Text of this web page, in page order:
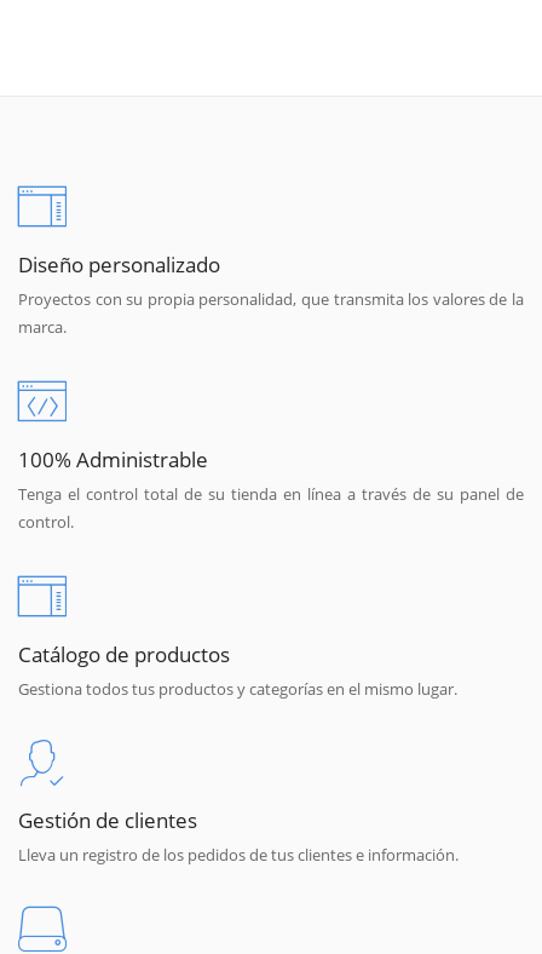
Diseño personalizado
Proyectos con su propia personalidad, que transmita los valores de la
marca.
100% Administrable
Tenga el control total de su tienda en línea a través de su panel de
control.
Catálogo de productos
Gestiona todos tus productos y categorías en el mismo lugar.
Gestión de clientes
Lleva un registro de los pedidos de tus clientes e información.